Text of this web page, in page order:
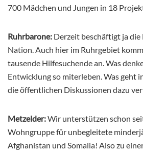
700 Mädchen und Jungen in 18
Ruhrbarone: Derzeit beschäftigt ja
Nation. Auch hier im Ruhrgebiet
tausende Hilfesuchende an. Was
Entwicklung so miterleben. Was geht
die öffentlichen Diskussionen dazu
Metzelder:Wir unterstützen schon
Wohngruppe für unbegleitete
Afghanistan und Somalia! Also zu